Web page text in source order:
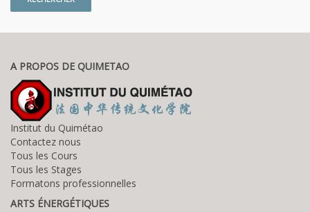
A PROPOS DE QUIMETAO
Institut du Quimétao
Contactez nous
Tous les Cours
Tous les Stages
Formatons professionnelles
ARTS ÉNERGÉTIQUES